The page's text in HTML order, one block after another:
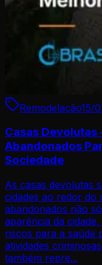
Remodelação15/
Casas
Abandonados
Sociedade
As casas devolutas
cidades ao redor do
abandonados não
aparência da
riscos para a saúde
atividades
também repre...